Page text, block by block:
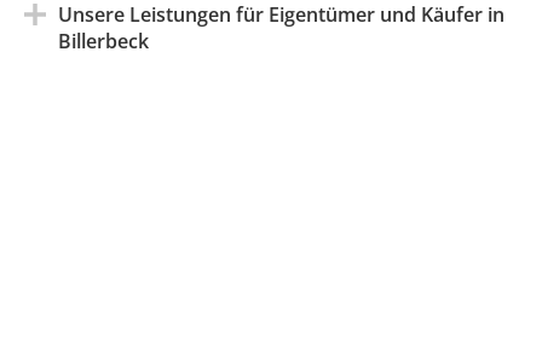
Unsere Leistungen für Eigentümer und Käufer in
Billerbeck